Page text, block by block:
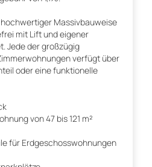
Massivbauweise
mit Lift und eigener
Jede der großzügig
verfügt über
oder eine funktionelle
von 47 bis 121 m²
für Erdgeschosswohnungen